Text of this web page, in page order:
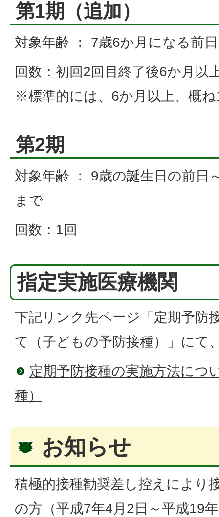
第1期（追加）
対象年齢 ： 7歳6か月になる前
回数：初回2回目終了後6か月以
※標準的には、6か月以上、概
第2期
対象年齢 ： 9歳の誕生日の前日
まで
回数：1回
指定実施医療機関
下記リンク先ページ「定期予防
て（子どもの予防接種）」にて
定期予防接種の実施方法につ
種）
お知らせ
積極的接種勧奨差し控えにより
の方（平成7年4月2日～平成19